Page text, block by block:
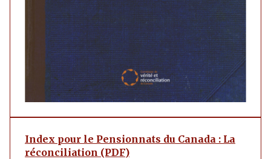
Index pour le Pensionnats du Canada : La
réconciliation (PDF)